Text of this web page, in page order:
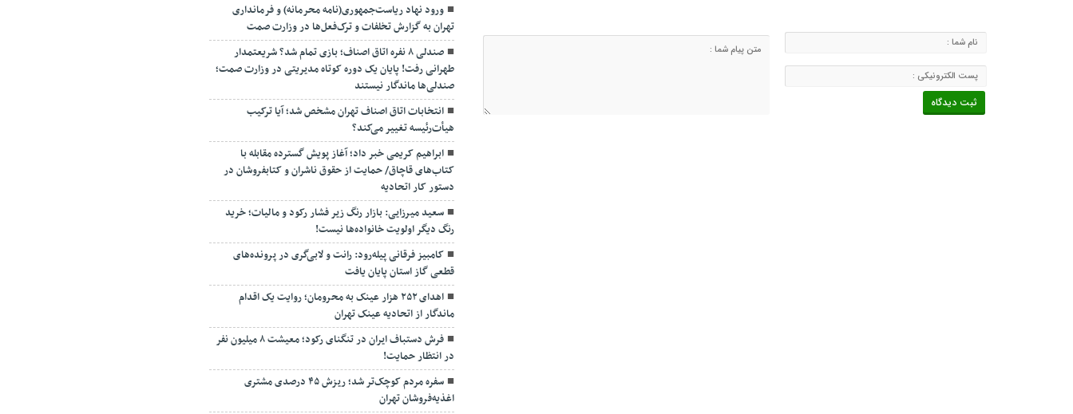
ورود نهاد ریاست‌جمهوری(نامه محرمانه) و فرمانداری
تهران به گزارش تخلفات و ترک‌فعل‌ها در وزارت صمت
صندلی ۸ نفره اتاق اصناف؛ بازی تمام شد؟ شریعتمدار
طهرانی رفت! پایان یک دوره کوتاه مدیریتی در وزارت صمت؛
صندلی‌ها ماندگار نیستند
انتخابات اتاق اصناف تهران مشخص شد؛ آیا ترکیب
هیأت‌رئیسه تغییر می‌کند؟
ابراهیم کریمی خبر داد؛ آغاز پویش گسترده مقابله با
کتاب‌های قاچاق/ حمایت از حقوق ناشران و کتابفروشان در
دستور کار اتحادیه
سعید میرزایی: بازار رنگ زیر فشار رکود و مالیات؛ خرید
رنگ دیگر اولویت خانواده‌ها نیست!
کامبیز فرقانی پیله‌رود: رانت و لابی‌گری در پرونده‌های
قطعی گاز استان پایان یافت
اهدای ۲۵۲ هزار عینک به محرومان؛ روایت یک اقدام
ماندگار از اتحادیه عینک تهران
فرش دستباف ایران در تنگنای رکود؛ معیشت ۸ میلیون نفر
در انتظار حمایت!
سفره مردم کوچک‌تر شد؛ ریزش ۴۵ درصدی مشتری
اغذیه‌فروشان تهران